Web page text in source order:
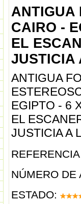
ANTIGUA
CAIRO -
EL
JUSTICIA
ANTIGUA
EGIPTO - 6
EL
JUSTICIA A
NÚMERO DE
ESTADO: